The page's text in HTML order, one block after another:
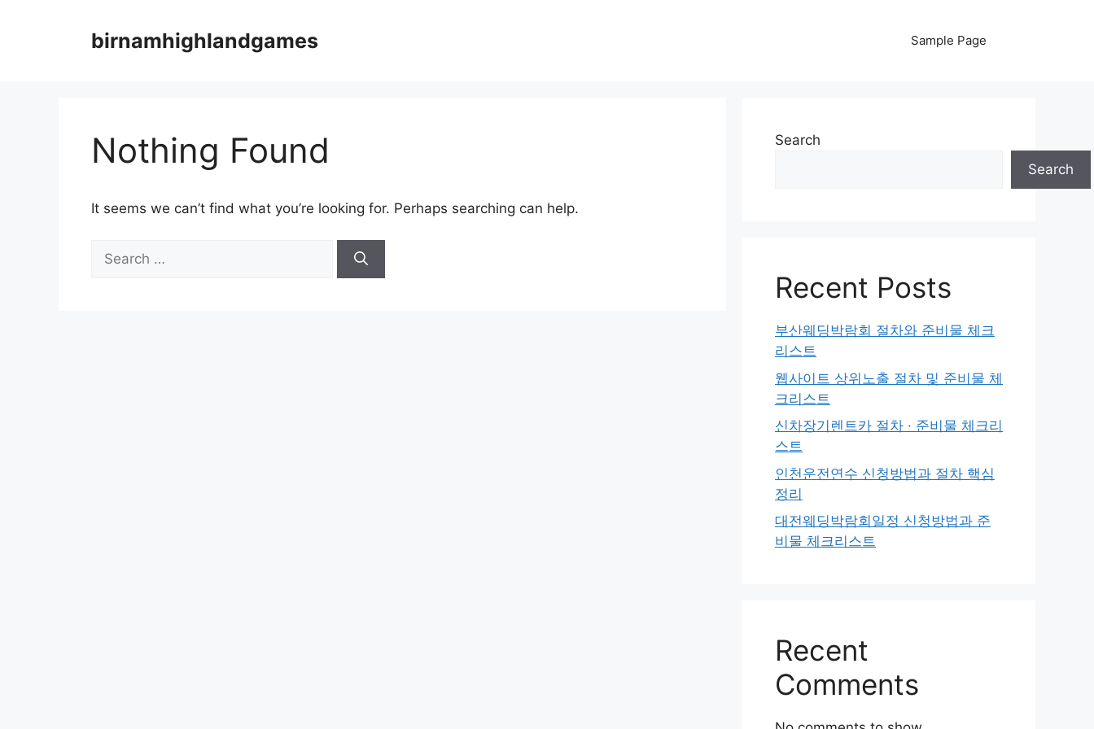
birnamhighlandgames Sample Page
Nothing Found
It seems we can’t find what you’re looking for. Perhaps searching can help.
for:
Search
Search
Recent Posts
부산웨딩박람회 절차와 준비물 체크
리스트
웹사이트 상위노출 절차 및 준비물 체
크리스트
신차장기렌트카 절차 · 준비물 체크리
스트
인천운전연수 신청방법과 절차 핵심
정리
대전웨딩박람회일정 신청방법과 준
비물 체크리스트
Recent
Comments